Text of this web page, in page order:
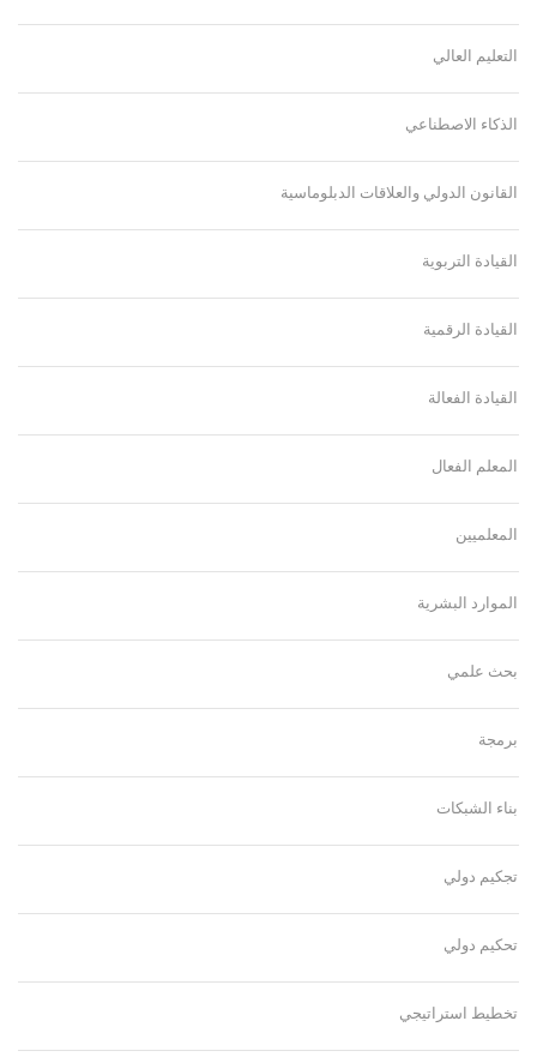
التعليم العالي
الذكاء الاصطناعي
القانون الدولي والعلاقات الدبلوماسية
القيادة التربوية
القيادة الرقمية
القيادة الفعالة
المعلم الفعال
المعلميين
الموارد البشرية
بحث علمي
برمجة
بناء الشبكات
تجكيم دولي
تحكيم دولي
تخطيط استراتيجي